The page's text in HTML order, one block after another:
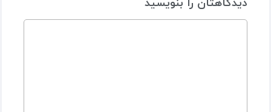
دیدگاهتان را بنویسید